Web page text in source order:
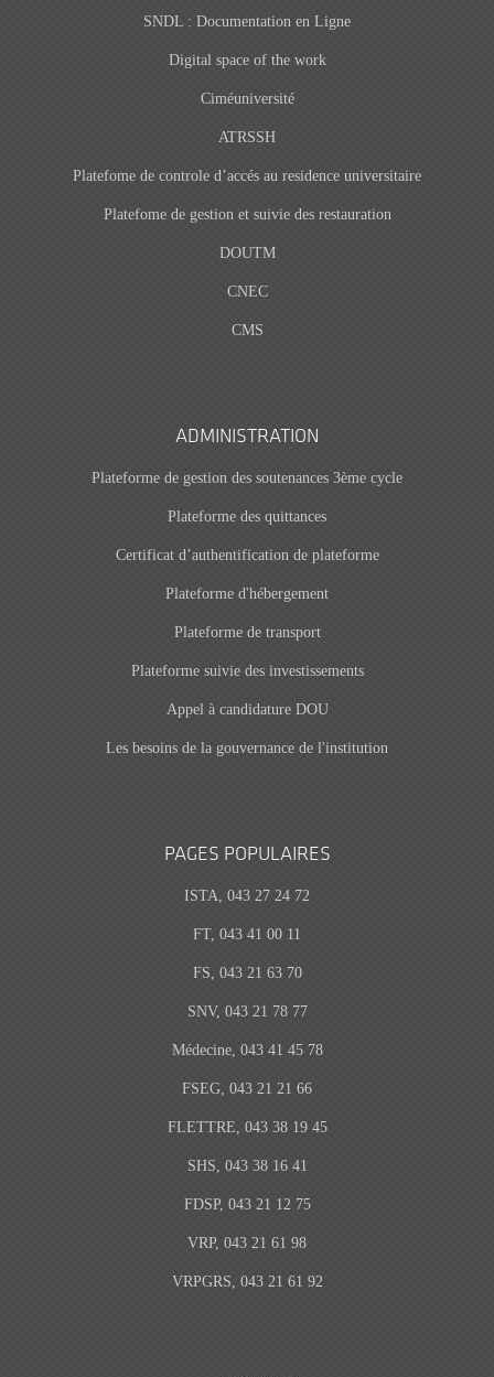
SNDL : Documentation en Ligne
Digital space of the work
Ciméuniversité
ATRSSH
Platefome de controle d’accés au residence universitaire
Platefome de gestion et suivie des restauration
DOUTM
CNEC
CMS
ADMINISTRATION
Plateforme de gestion des soutenances 3ème cycle
Plateforme des quittances
Certificat d’authentification de plateforme
Plateforme d'hébergement
Plateforme de transport
Plateforme suivie des investissements
Appel à candidature DOU
Les besoins de la gouvernance de l'institution
PAGES POPULAIRES
ISTA, 043 27 24 72
FT, 043 41 00 11
FS, 043 21 63 70
SNV, 043 21 78 77
Médecine, 043 41 45 78
FSEG, 043 21 21 66
FLETTRE, 043 38 19 45
SHS, 043 38 16 41
FDSP, 043 21 12 75
VRP, 043 21 61 98
VRPGRS, 043 21 61 92